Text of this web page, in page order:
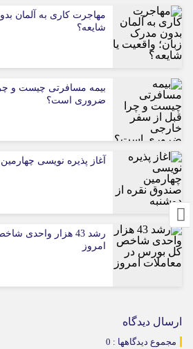
مهاجرت کاری به آلمان
شایعه؟
بیمه مسافرتی چیست و
ضروری است؟
آغاز پذیره نویسی
رشد 43 هزار
امروز
ارسال دیدگاه
مجموع دیدگاهها : 0